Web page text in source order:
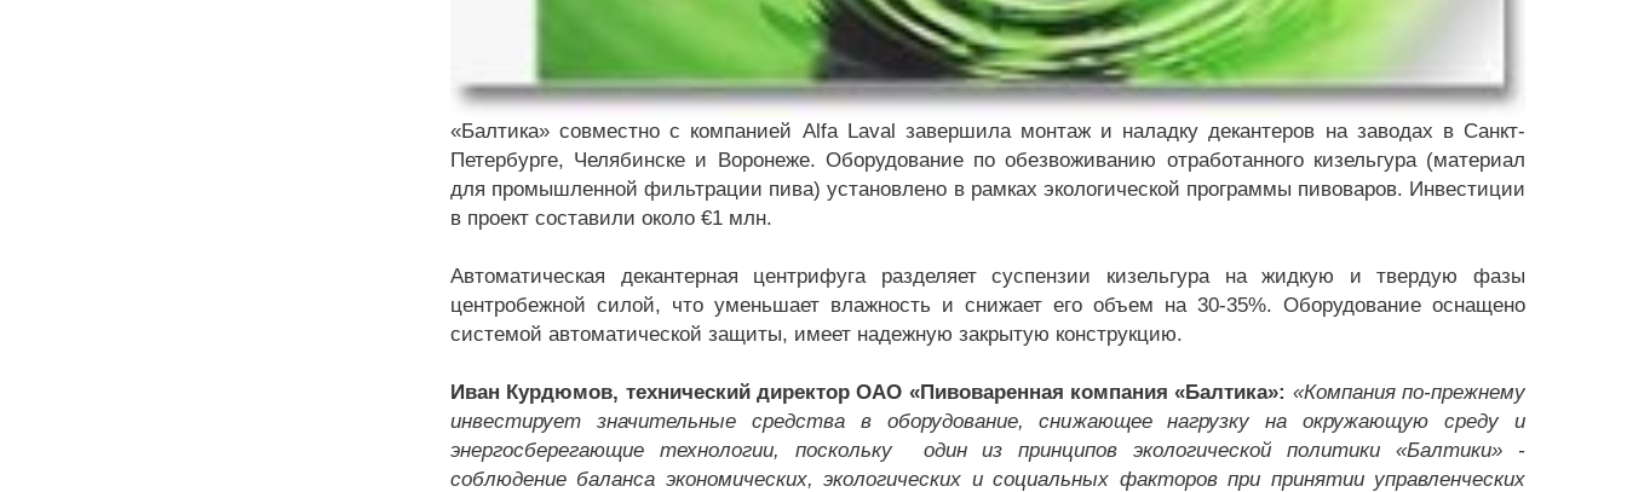
«Балтика» совместно с компанией Alfa Laval завершила монтаж и наладку декантеров на заводах в Санкт-
Петербурге, Челябинске и Воронеже. Оборудование по обезвоживанию отработанного кизельгура (материал
для промышленной фильтрации пива) установлено в рамках экологической программы пивоваров. Инвестиции
в проект составили около €1 млн.
Автоматическая декантерная центрифуга разделяет суспензии кизельгура на жидкую и твердую фазы
центробежной силой, что уменьшает влажность и снижает его объем на 30-35%. Оборудование оснащено
системой автоматической защиты, имеет надежную закрытую конструкцию.
Иван Курдюмов, технический директор ОАО «Пивоваренная компания «Балтика»: «Компания по-прежнему
инвестирует значительные средства в оборудование, снижающее нагрузку на окружающую среду и
энергосберегающие технологии, поскольку один из принципов экологической политики «Балтики» -
соблюдение баланса экономических, экологических и социальных факторов при принятии управленческих